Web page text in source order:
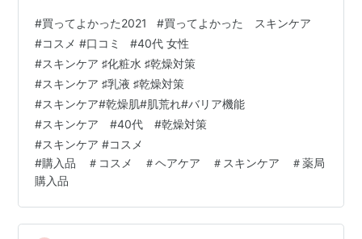
ラフォーコスメコンシェルジュならではの視点で選ん
だ、プチプラからドラコスまで、いずれもおすすめの厳
選のお品です。 ぜひ、お買い物の参考にして頂けると嬉
しいです。 目次 ナチュリア プロステージ VCローション
500ml イソップ フェイシャル セラム 34 100ml 【医薬
部外品】…
#買ってよかった2021 #買ってよかった スキンケア
#コスメ #口コミ #40代 女性
#スキンケア ♯化粧水 ♯乾燥対策
#スキンケア ♯乳液 ♯乾燥対策
#スキンケア#乾燥肌#肌荒れ#バリア機能
#スキンケア #40代 #乾燥対策
#スキンケア #コスメ
#購入品 ＃コスメ ＃ヘアケア ＃スキンケア ＃薬局
購入品